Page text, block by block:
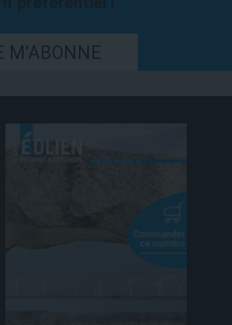
M'ABONNE